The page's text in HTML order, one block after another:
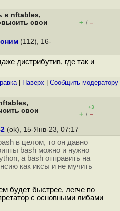
в nftables,
свои
+ / –
(112), 16-
дистрибутив, где так и
| Наверх Cообщить модератору
свои
+3
+ / –
(ok), 15-Янв-23, 07:17
в целом, то он давно
bash можно и нужно
а bash отправить на
как иксы и не мучить
будет быстрее, легче по
с основными либами